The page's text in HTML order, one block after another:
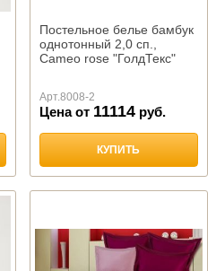
Постельное белье бамбук
однотонный 2,0 сп.,
Cameo rose "ГолдТекс"
Арт.8008-2
Цена от 11114руб.
КУПИТЬ